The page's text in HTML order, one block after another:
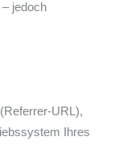
jedoch
URL),
Ihres